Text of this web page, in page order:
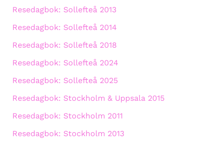
Resedagbok: Sollefteå 2013
Resedagbok: Sollefteå 2014
Resedagbok: Sollefteå 2018
Resedagbok: Sollefteå 2024
Resedagbok: Sollefteå 2025
Resedagbok: Stockholm & Uppsala 2015
Resedagbok: Stockholm 2011
Resedagbok: Stockholm 2013